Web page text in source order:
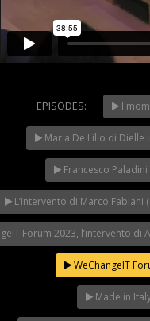
NOW PLAYING
EPISODES: I
Maria De Lillo di Dielle
Francesco
L’intervento di Marco Fabiani
Forum 2023, l’intervento
WeChangeIT
Made in